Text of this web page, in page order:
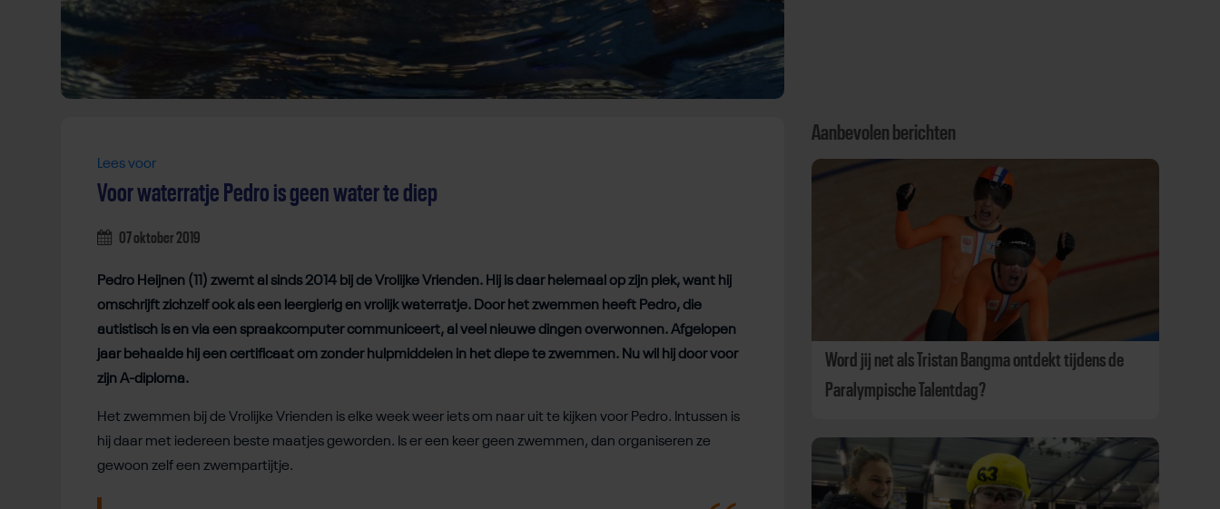
Lees voor
Voor waterratje Pedro is geen water te diep
07 oktober 2019
Pedro Heijnen (11) zwemt al sinds 2014 bij de Vrolijke Vrienden. Hij is daar helemaal op zijn plek, want hij
omschrijft zichzelf ook als een leergierig en vrolijk waterratje. Door het zwemmen heeft Pedro, die
autistisch is en via een spraakcomputer communiceert, al veel nieuwe dingen overwonnen. Afgelopen
jaar behaalde hij een certificaat om zonder hulpmiddelen in het diepe te zwemmen. Nu wil hij door voor
zijn A-diploma.
Het zwemmen bij de Vrolijke Vrienden is elke week weer iets om naar uit te kijken voor Pedro. Intussen is
hij daar met iedereen beste maatjes geworden. Is er een keer geen zwemmen, dan organiseren ze
gewoon zelf een zwempartijtje.
Aanbevolen berichten
Word jij net als Tristan Bangma ontdekt tijdens de
Paralympische Talentdag?